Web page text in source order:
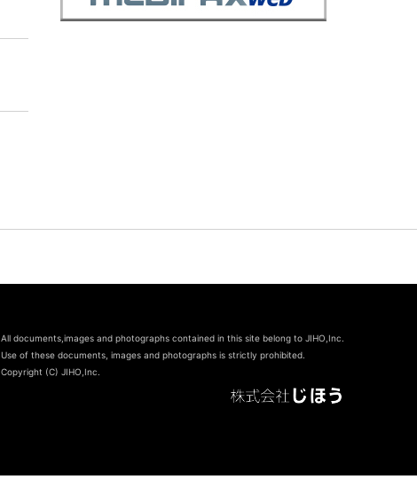
All documents,images and photographs contained in this site belong to JIHO,Inc.
Use of these documents, images and photographs is strictly prohibited.
Copyright (C) JIHO,Inc.